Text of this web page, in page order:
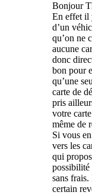
Bonjour
En effet il
d’un
qu’on ne
aucune
donc
bon pour
qu’une
carte de
pris
votre
même de
Si vous
vers les
qui
possibilité
sans
certain